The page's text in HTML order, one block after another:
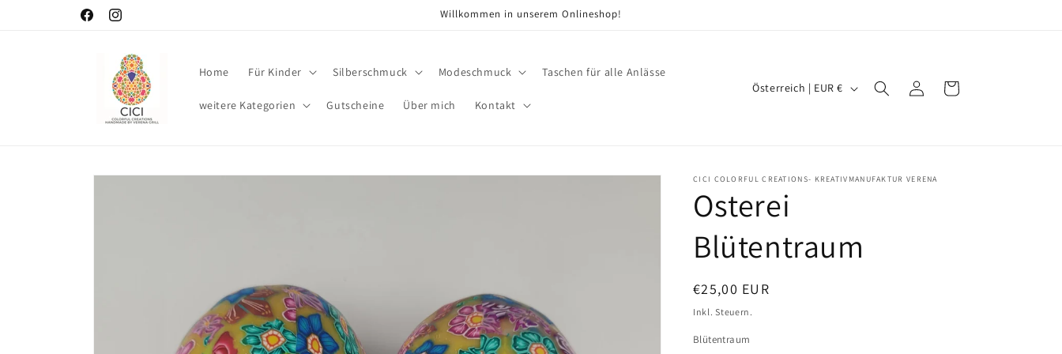
FacebookInstagram
Willkommen in unserem Onlineshop!
Home Für Kinder Silberschmuck Modeschmuck Taschen für alle Anlässe
weitere Kategorien Gutscheine Über mich Kontakt
/
R
e
g
i
o
Österreich | EUR € EinloggenWarenkorb
Zu
CICI COLORFUL CREATIONS- KREATIVMANUFAKTUR VERENA
Osterei
Blütentraum
Normaler
Preis
€25,00 EUR
Inkl. Steuern.
Blütentraum